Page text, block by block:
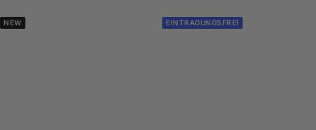
NEW EINTRAGUNGSFREI